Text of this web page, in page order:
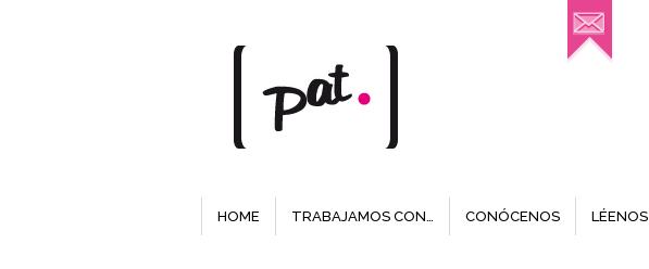
HOME TRABAJAMOS CON… CONÓCENOS LÉENOS